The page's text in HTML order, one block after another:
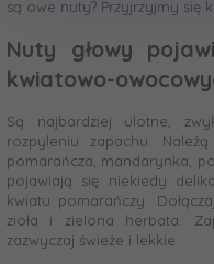
są owe nuty? Przyjrzyjmy się
Nuty głowy
kwiatowo-
Są najbardziej ulotne,
rozpyleniu zapachu.
pomarańcza, mandarynka,
pojawiają się niekiedy
kwiatu pomarańczy.
zioła i zielona herbata.
zazwyczaj świeże i lekkie.